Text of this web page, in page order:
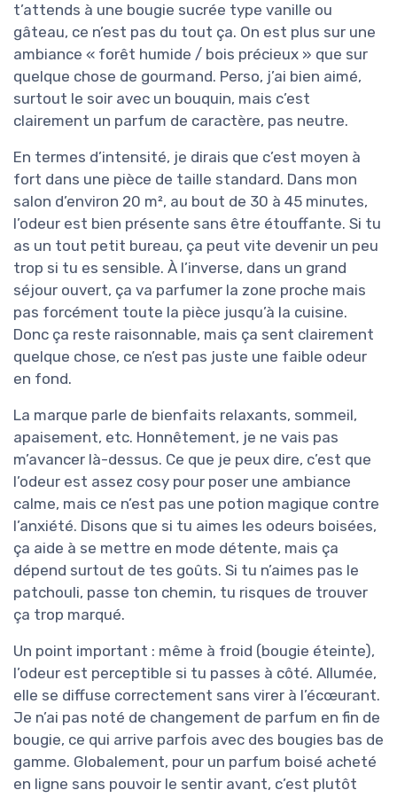
t’attends à une bougie sucrée type vanille ou
gâteau, ce n’est pas du tout ça. On est plus sur une
ambiance « forêt humide / bois précieux » que sur
quelque chose de gourmand. Perso, j’ai bien aimé,
surtout le soir avec un bouquin, mais c’est
clairement un parfum de caractère, pas neutre.
En termes d’intensité, je dirais que c’est moyen à
fort dans une pièce de taille standard. Dans mon
salon d’environ 20 m², au bout de 30 à 45 minutes,
l’odeur est bien présente sans être étouffante. Si tu
as un tout petit bureau, ça peut vite devenir un peu
trop si tu es sensible. À l’inverse, dans un grand
séjour ouvert, ça va parfumer la zone proche mais
pas forcément toute la pièce jusqu’à la cuisine.
Donc ça reste raisonnable, mais ça sent clairement
quelque chose, ce n’est pas juste une faible odeur
en fond.
La marque parle de bienfaits relaxants, sommeil,
apaisement, etc. Honnêtement, je ne vais pas
m’avancer là-dessus. Ce que je peux dire, c’est que
l’odeur est assez cosy pour poser une ambiance
calme, mais ce n’est pas une potion magique contre
l’anxiété. Disons que si tu aimes les odeurs boisées,
ça aide à se mettre en mode détente, mais ça
dépend surtout de tes goûts. Si tu n’aimes pas le
patchouli, passe ton chemin, tu risques de trouver
ça trop marqué.
Un point important : même à froid (bougie éteinte),
l’odeur est perceptible si tu passes à côté. Allumée,
elle se diffuse correctement sans virer à l’écœurant.
Je n’ai pas noté de changement de parfum en fin de
bougie, ce qui arrive parfois avec des bougies bas de
gamme. Globalement, pour un parfum boisé acheté
en ligne sans pouvoir le sentir avant, c’est plutôt